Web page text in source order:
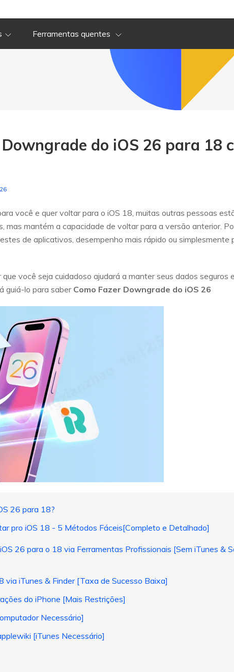
Ferramentas quentes
do iOS 26 para 18
você e quer voltar para o iOS 18, muitas outras pessoas
mas mantém a capacidade de voltar para a versão anterior.
de aplicativos, desempenho mais rápido ou simplesmente
você seja cuidadoso ajudará a manter seus dados seguros
guiá-lo para saberComo Fazer Downgrade do iOS 26
26 para 18?
pro iOS 18 - 5 Métodos Fáceis[Completo e Detalhado]
26 para o 18 via Ferramentas Profissionais [Sem iTunes &
iTunes & Finder [Taxa de Sucesso Baixa]
do iPhone [Mais Restrições]
Necessário]
[iTunes Necessário]